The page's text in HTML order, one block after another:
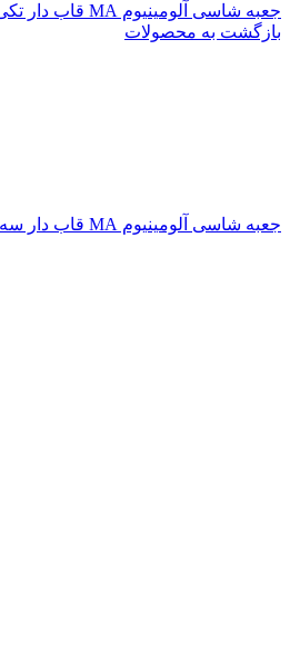
جعبه شاسی آلومینیوم MA قاب دار تکی ایرانی
بازگشت به محصولات
جعبه شاسی آلومینیوم MA قاب دار سه‌تایی ایرانی